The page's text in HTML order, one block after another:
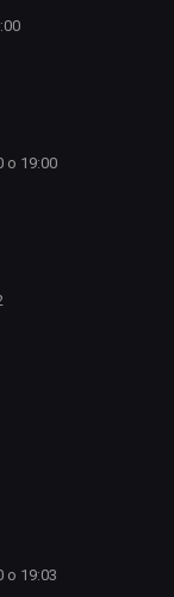
o 19:00
o 19:03